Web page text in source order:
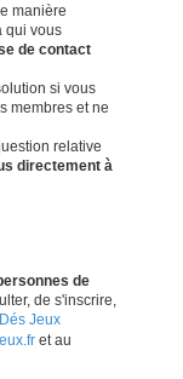
manière
qui vous
de contact
si vous
membres et ne
relative
directement à
de
de s'inscrire,
Jeux
et au